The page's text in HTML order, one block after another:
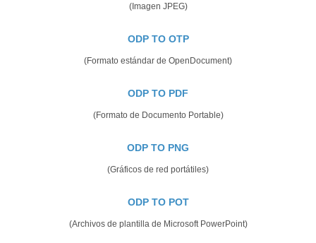
(Imagen JPEG)
ODP TO OTP
(Formato estándar de OpenDocument)
ODP TO PDF
(Formato de Documento Portable)
ODP TO PNG
(Gráficos de red portátiles)
ODP TO POT
(Archivos de plantilla de Microsoft PowerPoint)